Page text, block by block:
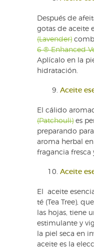
Después de
gotas de aceite
(Lavender)
6 ® Enhanced
Aplícalo en la
hidratación.
Aceite
El cálido
(Patchouli) es
preparando
aroma herbal
fragancia fresca
Aceite
El aceite
té (Tea Tree),
las hojas, tiene
estimulante y
la piel seca en
aceite es la